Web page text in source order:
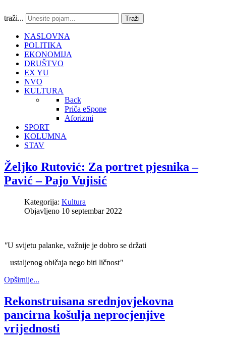
traži... Traži
NASLOVNA
POLITIKA
EKONOMIJA
DRUŠTVO
EX YU
NVO
KULTURA
Back
Priča eSpone
Aforizmi
SPORT
KOLUMNA
STAV
Željko Rutović: Za portret pjesnika –
Pavić – Pajo Vujisić
Kategorija: Kultura
Objavljeno 10 septembar 2022
"U svijetu palanke, važnije je dobro se držati
ustaljenog običaja nego biti ličnost"
Opširnije...
Rekonstruisana srednjovjekovna
pancirna košulja neprocjenjive
vrijednosti